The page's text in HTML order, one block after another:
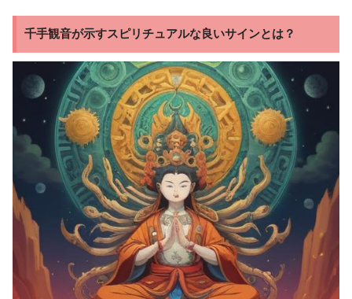
千手観音が示すスピリチュアルな良いサインとは？